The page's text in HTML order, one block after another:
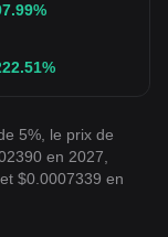
%
%
5%, le prix de
en 2027,
$0.0007339 en